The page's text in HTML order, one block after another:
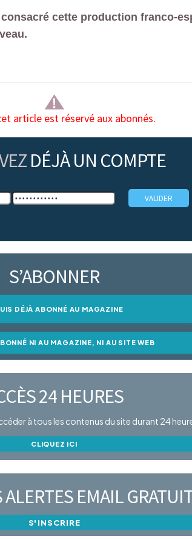
cette production franco-
article est réservé aux abonnés.
DÉJÀ UN COMPTE
S’ABONNER
DÉJÀ ABONNÉ AU MAGAZINE
NI AU MAGAZINE, NI AU SITE WEB
24 HEURES
à tous les contenus du site durant 24
CLIQUEZ ICI
ALERTES EMAIL
S'INSCRIRE